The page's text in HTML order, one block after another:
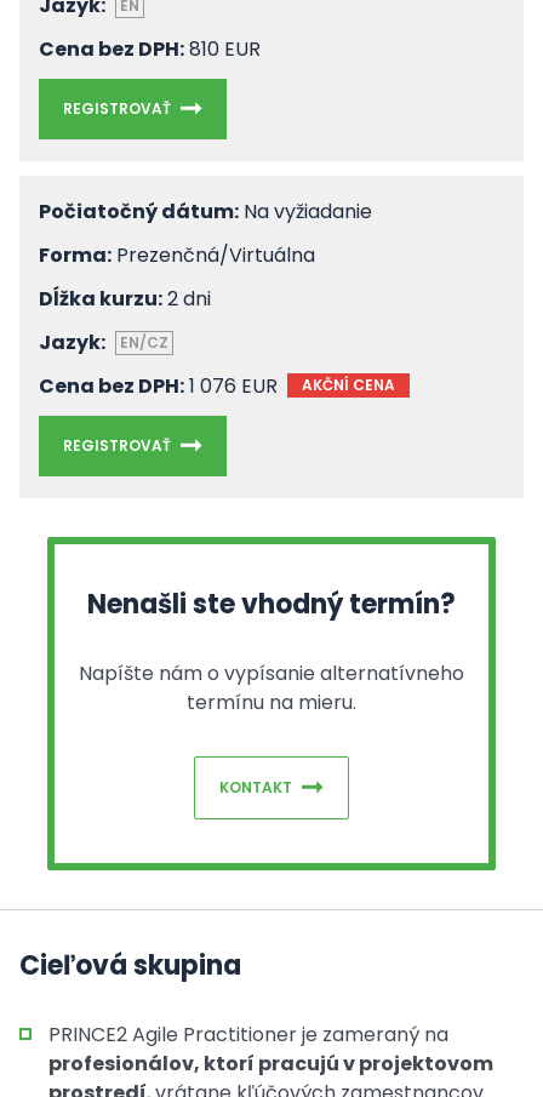
EN
Cena bez DPH:810 EUR
REGISTROVAŤ
Počiatočný dátum: Na vyžiadanie
Forma: Prezenčná/Virtuálna
Dĺžka kurzu:2 dni
Jazyk:
EN/CZ
Cena bez DPH:1 076 EUR AKČNÍ CENA
REGISTROVAŤ
Nenašli ste vhodný termín?
Napíšte nám o vypísanie alternatívneho
termínu na mieru.
KONTAKT
Cieľová skupina
PRINCE2 Agile Practitioner je zameraný na
profesionálov, ktorí pracujú v projektovom